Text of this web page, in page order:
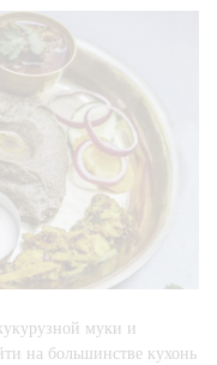
муки и
на большинстве кухонь